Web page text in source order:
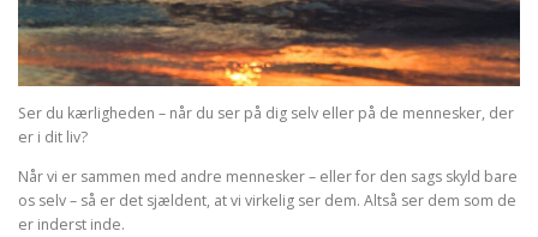
Ser du kærligheden – når du ser på dig selv eller på de mennesker, der
er i dit liv?
Når vi er sammen med andre mennesker – eller for den sags skyld bare
os selv – så er det sjældent, at vi virkelig ser dem. Altså ser dem som de
er inderst inde.